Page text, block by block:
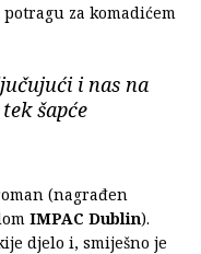
za komadićem
i nas na
šapće
(nagrađen
IMPAC Dublin).
djelo i, smiješno je